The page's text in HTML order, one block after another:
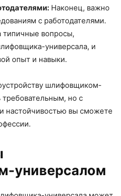
Наконец, важно
с работодателями.
типичные вопросы,
универсала, и
опыт и навыки.
шлифовщиком-
но с
настойчивостью вы сможете
универсалом